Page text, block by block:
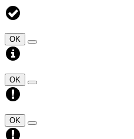
OK
OK
OK